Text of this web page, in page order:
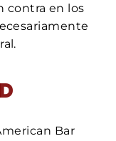
contra en los
Bar